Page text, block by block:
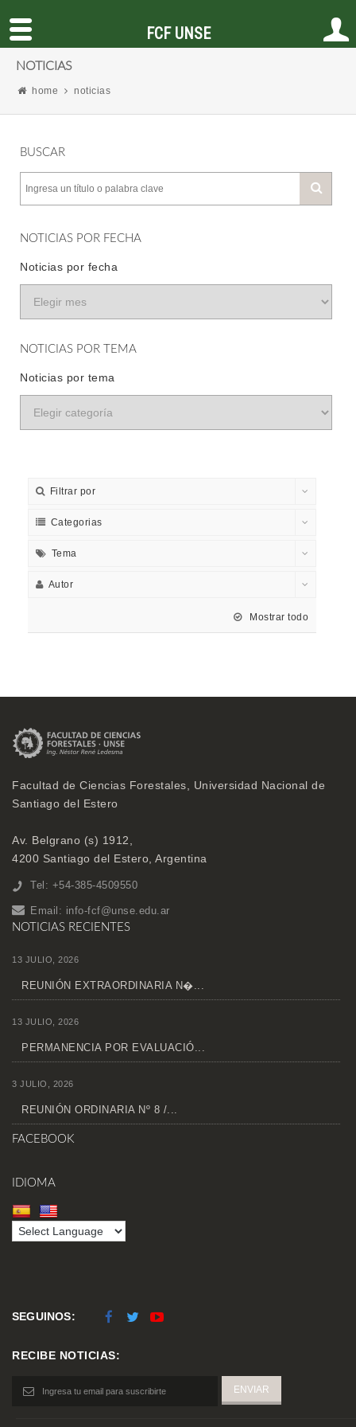
NOTICIAS
home noticias
BUSCAR
NOTICIAS POR FECHA
Noticias por fecha
NOTICIAS POR TEMA
Noticias por tema
Filtrar por
Categorias
Tema
Autor
Mostrar todo
Facultad de Ciencias Forestales, Universidad Nacional de
Santiago del Estero
Av. Belgrano (s) 1912,
4200 Santiago del Estero, Argentina
Tel: +54-385-4509550
Email: info-fcf@unse.edu.ar
NOTICIAS RECIENTES
13 JULIO, 2026
REUNIÓN EXTRAORDINARIA N�...
13 JULIO, 2026
PERMANENCIA POR EVALUACIÓ...
3 JULIO, 2026
REUNIÓN ORDINARIA Nº 8 /...
FACEBOOK
IDIOMA
SEGUINOS:
RECIBE NOTICIAS:
FCF UNSE